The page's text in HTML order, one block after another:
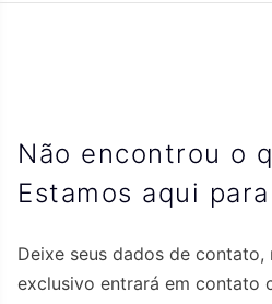
Não encontrou o
Estamos aqui
Deixe seus dados de
exclusivo entrará em contato